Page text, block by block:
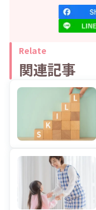
Relate
関連記事